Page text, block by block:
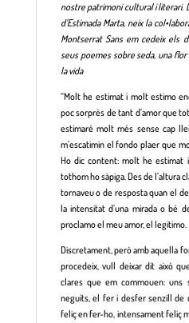
nostre patrimoni cultural i literari.
d’Estimada Marta, neix la
Montserrat Sans em cedeix els
seus poemes sobre seda, una
la vida
“Molt he estimat i molt estimo
poc sorprès de tant d’amor que
estimaré molt més sense cap
m’escatimin el fondo plaer que
Ho dic content: molt he estimat
tothom ho sàpiga. Des de l’altura
tornaveu o de resposta quan el
la intensitat d’una mirada o bé
proclamo el meu amor, el legitimo.
Discretament, però amb aquella
procedeix, vull deixar dit això
clares que em commouen: uns
neguits, el fer i desfer senzill de
feliç en fer-ho, intensament feliç